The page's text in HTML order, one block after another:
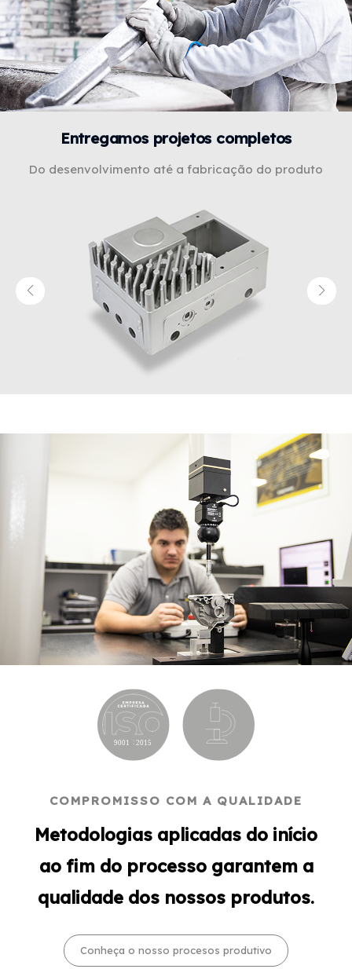
Entregamos projetos completos
Do desenvolvimento até a fabricação do produto
COMPROMISSO COM A QUALIDADE
Metodologias aplicadas do início
ao fim do processo garantem a
qualidade dos nossos produtos.
Conheça o nosso procesos produtivo